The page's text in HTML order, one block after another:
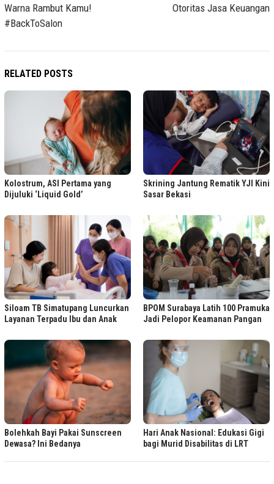
Warna Rambut Kamu!
#BackToSalon
Otoritas Jasa Keuangan
RELATED POSTS
Kolostrum, ASI Pertama yang
Dijuluki ‘Liquid Gold’
Skrining Jantung Rematik YJI Kini
Sasar Bekasi
Siloam TB Simatupang Luncurkan
Layanan Terpadu Ibu dan Anak
BPOM Surabaya Latih 100 Pramuka
Jadi Pelopor Keamanan Pangan
Bolehkah Bayi Pakai Sunscreen
Dewasa? Ini Bedanya
Hari Anak Nasional: Edukasi Gigi
bagi Murid Disabilitas di LRT